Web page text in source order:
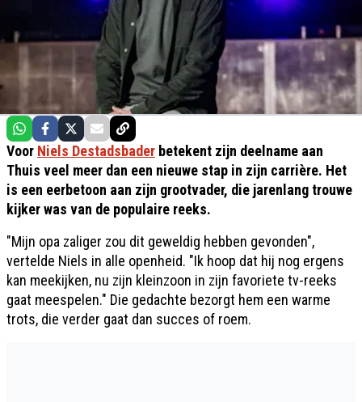
Voor Niels Destadsbader betekent zijn deelname aan
Thuis veel meer dan een nieuwe stap in zijn carrière. Het
is een eerbetoon aan zijn grootvader, die jarenlang trouwe
kijker was van de populaire reeks.
"Mijn opa zaliger zou dit geweldig hebben gevonden",
vertelde Niels in alle openheid. "Ik hoop dat hij nog ergens
kan meekijken, nu zijn kleinzoon in zijn favoriete tv-reeks
gaat meespelen." Die gedachte bezorgt hem een warme
trots, die verder gaat dan succes of roem.